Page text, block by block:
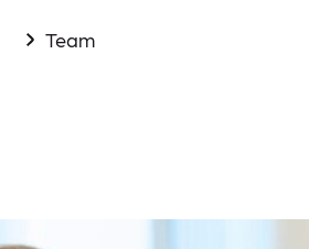
Team